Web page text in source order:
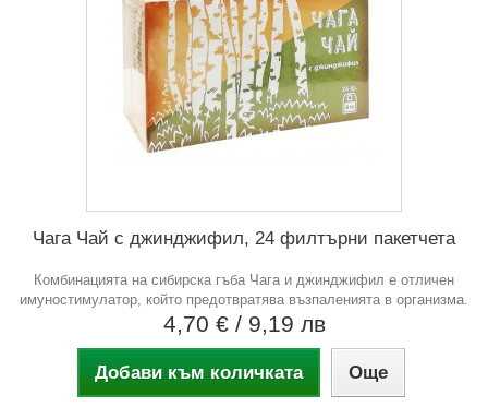
Чага Чай с джинджифил, 24 филтърни пакетчета
Комбинацията на сибирска гъба Чага и джинджифил е отличен
имуностимулатор, който предотвратява възпаленията в организма.
4,70 € / 9,19 лв
Добави към количката Още